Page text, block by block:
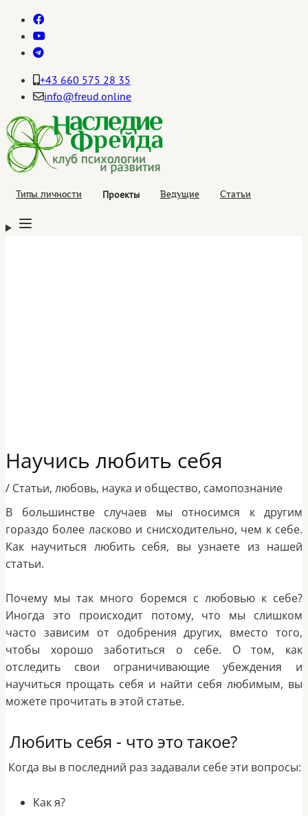
+43 660 575 28 35
info@freud.online
Типы личности Проекты Ведущие Статьи
Научись любить себя
/ Статьи, любовь, наука и общество, самопознание
В большинстве случаев мы относимся к другим
гораздо более ласково и снисходительно, чем к себе.
Как научиться любить себя, вы узнаете из нашей
статьи.
Почему мы так много боремся с любовью к себе?
Иногда это происходит потому, что мы слишком
часто зависим от одобрения других, вместо того,
чтобы хорошо заботиться о себе. О том, как
отследить свои ограничивающие убеждения и
научиться прощать себя и найти себя любимым, вы
можете прочитать в этой статье.
Любить себя - что это такое?
Когда вы в последний раз задавали себе эти вопросы:
Как я?